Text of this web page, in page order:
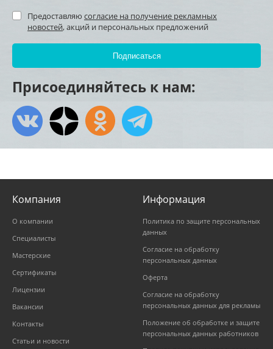
Предоставляю согласие на получение рекламных
новостей, акций и персональных предложений
Присоединяйтесь к нам:
Компания
О компании
Специалисты
Мастерские
Сертификаты
Лицензии
Вакансии
Контакты
Статьи и новости
Информация
Политика по защите персональных
данных
Согласие на обработку
персональных данных
Оферта
Согласие на обработку
персональных данных для рекламы
Положение об обработке и защите
персональных данных работников